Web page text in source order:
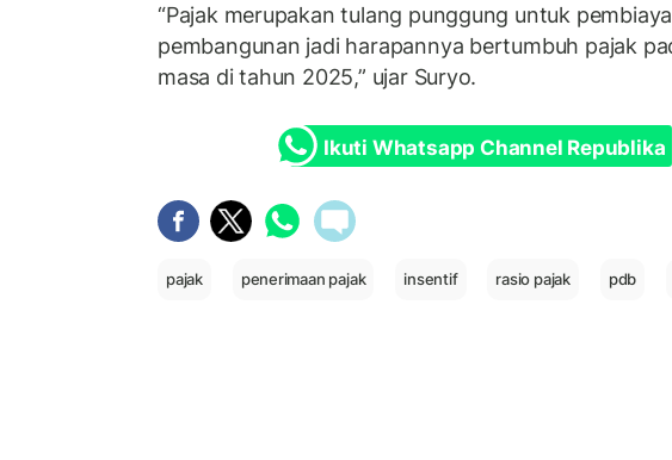
“Pajak merupakan tulang punggung untuk
pembangunan jadi harapannya bertumbuh pajak
masa di tahun 2025,” ujar Suryo.
Ikuti Whatsapp Channel Republika
pajak penerimaan pajak insentif rasio pajak pdb